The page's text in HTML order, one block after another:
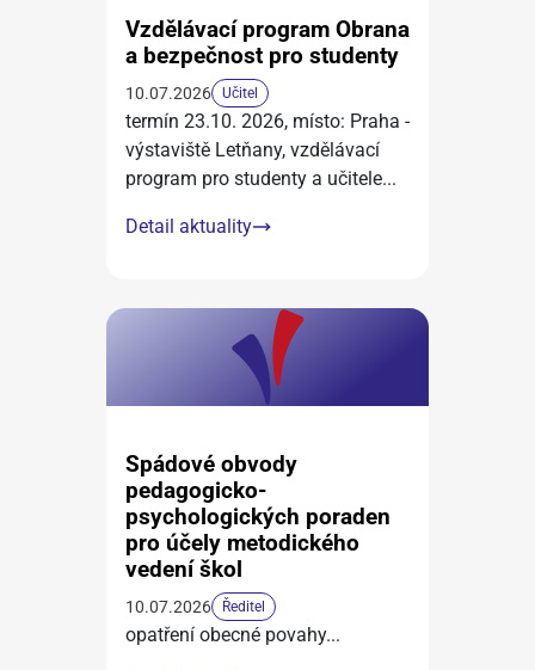
Vzdělávací program Obrana
a bezpečnost pro studenty
10.07.2026 Učitel
termín 23.10. 2026, místo: Praha -
výstaviště Letňany, vzdělávací
program pro studenty a učitele...
Detail aktuality
Spádové obvody
pedagogicko-
psychologických poraden
pro účely metodického
vedení škol
10.07.2026 Ředitel
opatření obecné povahy...